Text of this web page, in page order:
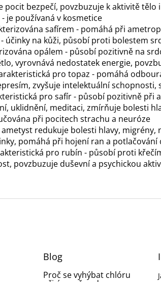
pocit bezpečí, povzbuzuje k aktivitě
je používaná v kosmetice
safírem - pomáhá při
účinky na kůži, působí proti bolestem
opálem - působí pozitivně na
vyrovnává nedostatek energie,
pro topaz - pomáhá
zvyšuje intelektuální
pro safír - působí pozitivně při
uklidnění, meditaci, zmírňuje bolesti
při pocitech strachu a neuróze
ametyst redukuje bolesti hlavy,
pomáhá při hojení ran a potlačování
pro rubín - působí proti
povzbuzuje duševní a psychickou
Blog
Proč se vyhýbat chlóru